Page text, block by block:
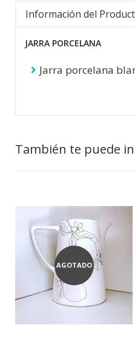
Información del
JARRA PORCELANA
Jarra porcelana
También te puede
AGOTADO